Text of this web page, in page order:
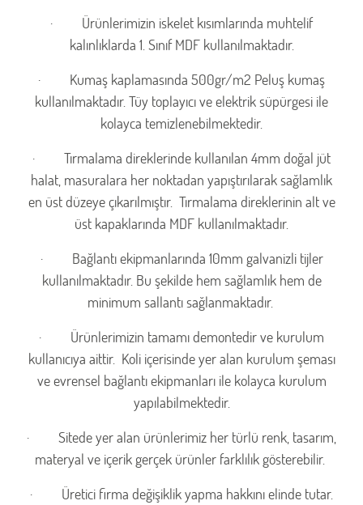
· Ürünlerimizin iskelet kısımlarında muhtelif
kalınlıklarda 1. Sınıf MDF kullanılmaktadır.
· Kumaş kaplamasında 500gr/m2 Peluş kumaş
kullanılmaktadır. Tüy toplayıcı ve elektrik süpürgesi ile
kolayca temizlenebilmektedir.
· Tırmalama direklerinde kullanılan 4mm doğal jüt
halat, masuralara her noktadan yapıştırılarak sağlamlık
en üst düzeye çıkarılmıştır. Tırmalama direklerinin alt ve
üst kapaklarında MDF kullanılmaktadır.
· Bağlantı ekipmanlarında 10mm galvanizli tijler
kullanılmaktadır. Bu şekilde hem sağlamlık hem de
minimum sallantı sağlanmaktadır.
· Ürünlerimizin tamamı demontedir ve kurulum
kullanıcıya aittir. Koli içerisinde yer alan kurulum şeması
ve evrensel bağlantı ekipmanları ile kolayca kurulum
yapılabilmektedir.
· Sitede yer alan ürünlerimiz her türlü renk, tasarım,
materyal ve içerik gerçek ürünler farklılık gösterebilir.
· Üretici firma değişiklik yapma hakkını elinde tutar.